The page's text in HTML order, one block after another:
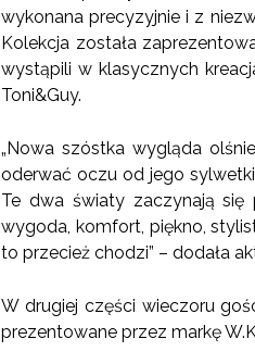
wykonana precyzyjnie i z
Kolekcja została
wystąpili w klasycznych
Toni&Guy.
„Nowa szóstka wygląda
oderwać oczu od jego
Te dwa światy zaczynają
wygoda, komfort, piękno,
to przecież chodzi” – dodała
W drugiej części wieczoru
prezentowane przez markę